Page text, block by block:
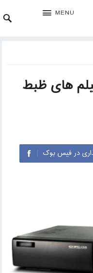
MENU
های ظبط
در فیس بوک